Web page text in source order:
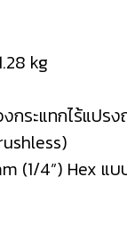
kg
กระแทกไร้แปรง
(1/4”) Hex แบ